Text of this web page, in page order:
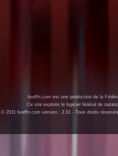
liveffn.com est une production de la
Ce site exploite le logiciel fédéral de
© 2011 liveffn.com version : 2.01 - Tous droits